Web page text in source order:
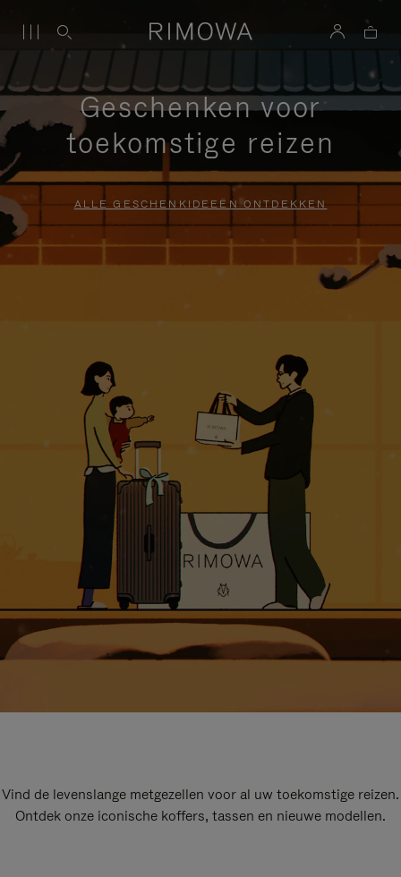
Geschenken voor
toekomstige reizen
ALLE GESCHENKIDEEËN ONTDEKKEN
Vind de levenslange metgezellen voor al uw toekomstige reizen.
Ontdek onze iconische koffers, tassen en nieuwe modellen.